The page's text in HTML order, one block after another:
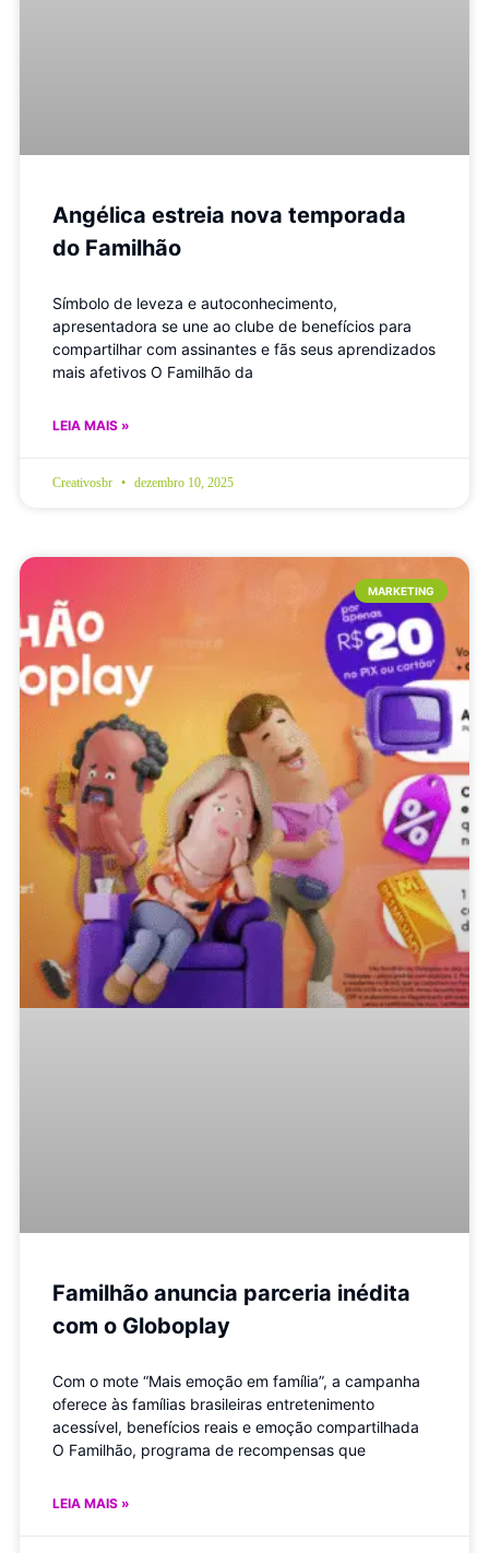
Angélica estreia nova temporada
do Familhão
Símbolo de leveza e autoconhecimento,
apresentadora se une ao clube de benefícios para
compartilhar com assinantes e fãs seus aprendizados
mais afetivos O Familhão da
LEIA MAIS »
Creativosbr dezembro 10, 2025
MARKETING
Familhão anuncia parceria inédita
com o Globoplay
Com o mote “Mais emoção em família”, a campanha
oferece às famílias brasileiras entretenimento
acessível, benefícios reais e emoção compartilhada
O Familhão, programa de recompensas que
LEIA MAIS »